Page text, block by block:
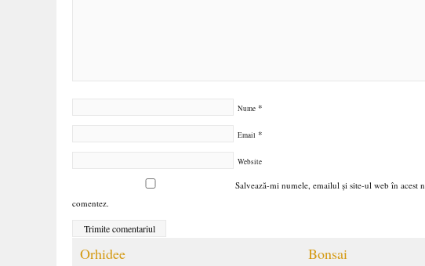
Nume *
Email *
Website
Salvează-mi numele, emailul și site-ul web în acest
comentez.
Orhidee Bonsai